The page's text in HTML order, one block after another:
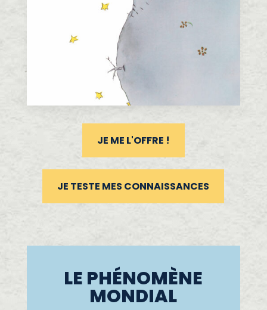
JE ME L'OFFRE !
JE TESTE MES CONNAISSANCES
LE PHÉNOMÈNE
MONDIAL